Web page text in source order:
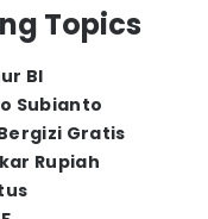
Topics
BI
Subianto
Gratis
Rupiah